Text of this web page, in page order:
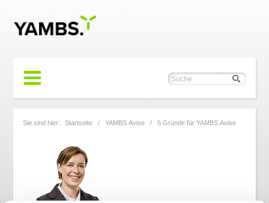
Sie sind hier: Startseite /YAMBS.Avise / 5 Gründe für YAMBS.Avise